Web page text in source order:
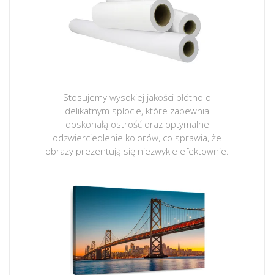
Stosujemy wysokiej jakości płótno o
delikatnym splocie, które zapewnia
doskonałą ostrość oraz optymalne
odzwierciedlenie kolorów, co sprawia, że
obrazy prezentują się niezwykle efektownie.